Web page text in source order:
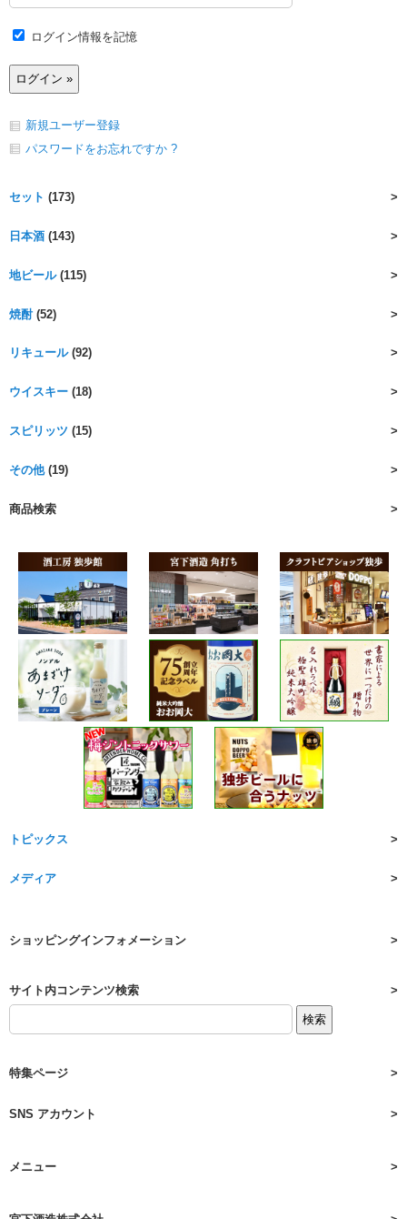
ログイン情報を記憶
新規ユーザー登録
パスワードをお忘れですか ?
セット (173)
日本酒 (143)
地ビール(115)
焼酎(52)
リキュール(92)
ウイスキー (18)
スピリッツ (15)
その他(19)
商品検索
トピックス
メディア
ショッピングインフォメーション
サイト内コンテンツ検索
特集ページ
SNS アカウント
メニュー